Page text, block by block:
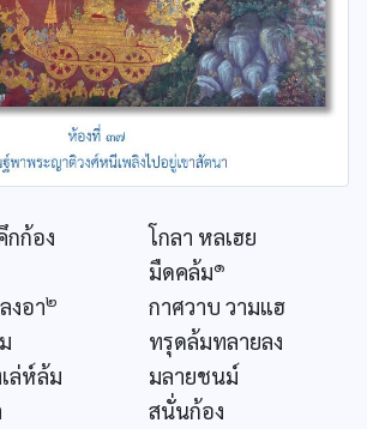
ก้อง
โกลา หลเฮย
มืดคล้ม๑
งอา๒
กาศวาบ วามแฮ
ทรุดล้มทลายลง
ห์ล้ม
มลายชนม์
สนั่นก้อง